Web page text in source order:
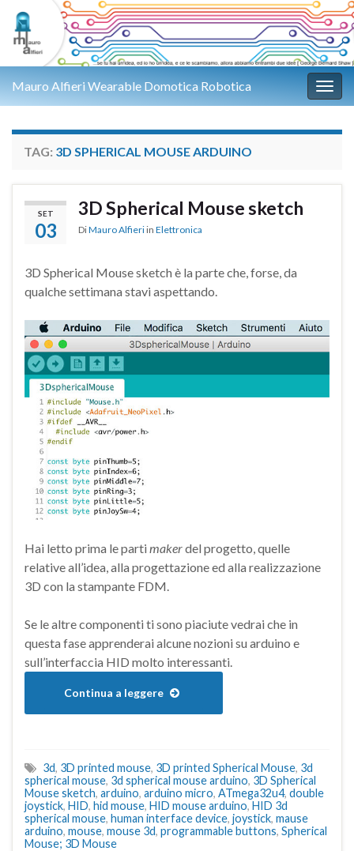
Mauro Alfieri Wearable Domotica Robotica
TAG: 3D SPHERICAL MOUSE ARDUINO
SET
03
3D Spherical Mouse sketch
DiMauro Alfieri in Elettronica
3D Spherical Mouse sketch è la parte che, forse, da
qualche settimana stavi aspettando.
Hai letto prima le parti makerdel progetto, quelle
relative all’idea, alla progettazione ed alla realizzazione
3D con la stampante FDM.
Se le altre componenti ti sono piaciute vedrai che in
questa fase apprenderai alcune nozioni su arduino e
sull’interfaccia HID molto interessanti.
Continua a leggere
3d, 3D printed mouse, 3D printed Spherical Mouse, 3d
spherical mouse, 3d spherical mouse arduino, 3D Spherical
Mouse sketch, arduino, arduino micro, ATmega32u4, double
joystick, HID, hid mouse, HID mouse arduino, HID 3d
spherical mouse, human interface device, joystick, mause
arduino, mouse, mouse 3d, programmable buttons, Spherical
Mouse; 3D Mouse